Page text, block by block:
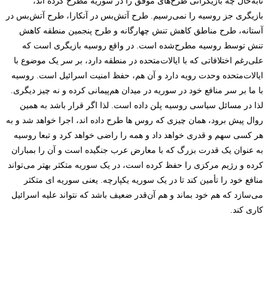
بازیگری جز روسیه را نمی‌رسیم. طرح آتش‌بس در آنکارا، طرح آتش‌بس در
آستانه، طرح مناطق کاهش تنش چهارگانه و طرح پنجمین منطقه کاهش
تنش توسط روسیه مطرح‌شده است. در واقع روسیه بازیگری است که
علی‌رغم اختلافاتی که با ایالات‌متحده در منطقه دارد، بر سر یک موضوع با
ایالات‌متحده وحدت رویه دارد و آن هم، حفظ امنیت اسرائیل است. روسیه
با ما بر سر منافع خود در سوریه در میدان هم‌پیمانی کرده و نه چیز دیگری.
لذا در مسائل سیاسی روسیه پلن داده است. لذا اگر قرار باشد به همین
روال پیش برود، همان چیزی که روس ها طرح داده اند، اجرا خواهد شد و به
هر کسی سهم و قدری خواهد داد و همه را راضی خواهد کرد و تبعا روسیه
به عنوان یک قدرت بزرگ که با معارض عرب جنگیده است و آن را بمباران
کرده و رژیم مرکزی را حفظ کرده است، در یک سوریه متکثر بهتر می‌تواند
منافع خود را تأمین کند تا در یک سوریه یکپارچه. یعنی سوریه ای متکثر
می‌سازد که هم خود بماند و هم آن‌قدر ضعیف باشد که نتواند علیه اسرائیل
کاری کند.